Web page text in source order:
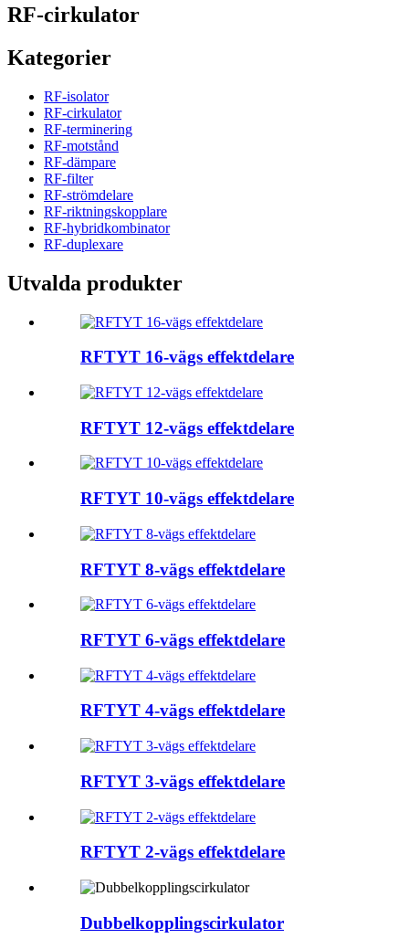
RF-cirkulator
Kategorier
RF-isolator
RF-cirkulator
RF-terminering
RF-motstånd
RF-dämpare
RF-filter
RF-strömdelare
RF-riktningskopplare
RF-hybridkombinator
RF-duplexare
Utvalda produkter
RFTYT 16-vägs effektdelare
RFTYT 12-vägs effektdelare
RFTYT 10-vägs effektdelare
RFTYT 8-vägs effektdelare
RFTYT 6-vägs effektdelare
RFTYT 4-vägs effektdelare
RFTYT 3-vägs effektdelare
RFTYT 2-vägs effektdelare
Dubbelkopplingscirkulator